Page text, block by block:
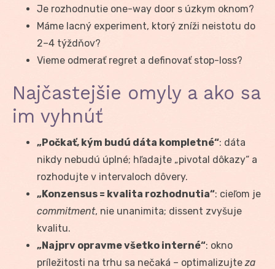
Je rozhodnutie one-way door s úzkym oknom?
Máme lacný experiment, ktorý zníži neistotu do
2–4 týždňov?
Vieme odmerať regret a definovať stop-loss?
Najčastejšie omyly a ako sa
im vyhnúť
„Počkať, kým budú dáta kompletné“: dáta
nikdy nebudú úplné; hľadajte „pivotal dôkazy“ a
rozhodujte v intervaloch dôvery.
„Konzensus = kvalita rozhodnutia“: cieľom je
commitment, nie unanimita; dissent zvyšuje
kvalitu.
„Najprv opravme všetko interné“: okno
príležitosti na trhu sa nečaká – optimalizujteza